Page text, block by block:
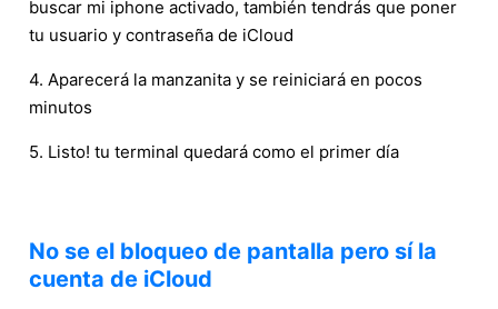
buscar mi iphone activado, también tendrás que poner
tu usuario y contraseña de iCloud
4. Aparecerá la manzanita y se reiniciará en pocos
minutos
5. Listo! tu terminal quedará como el primer día
No se el bloqueo de pantalla pero sí la
cuenta de iCloud